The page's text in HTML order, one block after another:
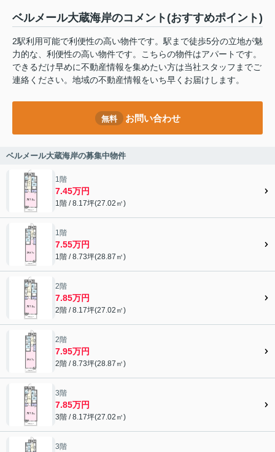
ベルメール大蔵海岸のコメント(おすすめポイント)
2駅利用可能で利便性の高い物件です。駅まで徒歩5分の立地が魅
力的な、利便性の高い物件です。こちらの物件はアパートです。
できるだけ早めに不動産情報を集めたい方は当社スタッフまでご
連絡ください。地域の不動産情報をいち早くお届けします。
無料 お問い合わせ
ベルメール大蔵海岸の募集中物件
1階
7.45万円
1階 / 8.17坪(27.02㎡)
1階
7.55万円
1階 / 8.73坪(28.87㎡)
2階
7.85万円
2階 / 8.17坪(27.02㎡)
2階
7.95万円
2階 / 8.73坪(28.87㎡)
3階
7.85万円
3階 / 8.17坪(27.02㎡)
3階